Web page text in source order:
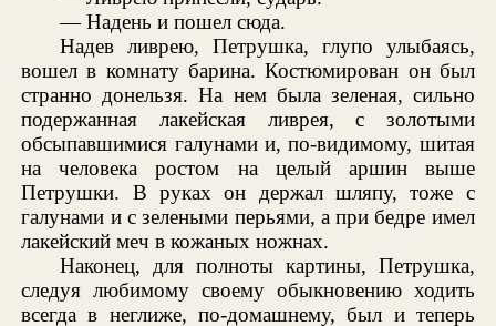
— Надень и пошел сюда.
Надев ливрею, Петрушка, глупо улыбаясь,
вошел в комнату барина. Костюмирован он был
странно донельзя. На нем была зеленая, сильно
подержанная лакейская ливрея, с золотыми
обсыпавшимися галунами и, по-видимому, шитая
на человека ростом на целый аршин выше
Петрушки. В руках он держал шляпу, тоже с
галунами и с зелеными перьями, а при бедре имел
лакейский меч в кожаных ножнах.
Наконец, для полноты картины, Петрушка,
следуя любимому своему обыкновению ходить
всегда в неглиже, по-домашнему, был и теперь